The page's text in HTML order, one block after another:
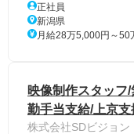
正社員
新潟県
月給28万5,000円～50
映像制作スタッフ
勤手当支給/上京支
株式会社SDビジョン